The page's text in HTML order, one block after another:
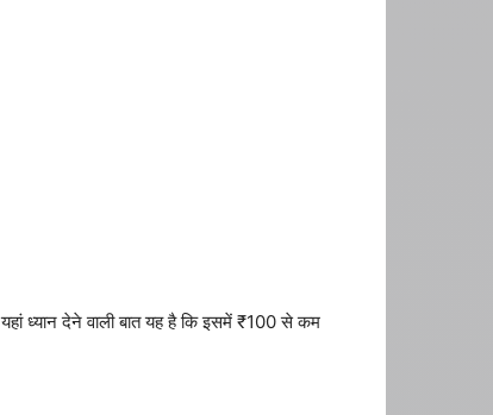
ध्यान देने वाली बात यह है कि इसमें ₹100 से कम